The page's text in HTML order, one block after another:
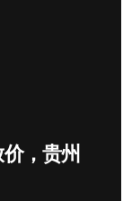
，贵州